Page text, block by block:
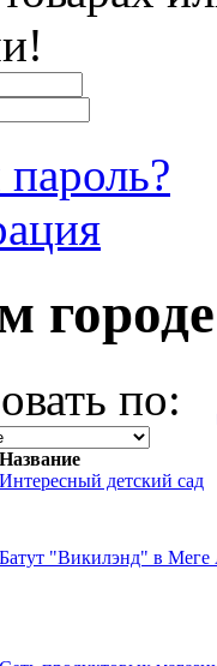
городе
по:
Название
Интересный детский сад
Батут "Викилэнд" в Меге